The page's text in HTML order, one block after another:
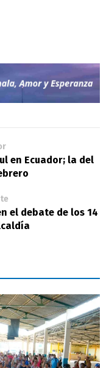
en Ecuador; la del
el debate de los 14